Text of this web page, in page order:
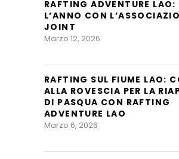
RAFTING ADVENTURE
L’ANNO CON
JOINT
Marzo 12, 2026
RAFTING SUL FIUME LAO:
ALLA ROVESCIA PER LA
DI PASQUA CON RAFTING
ADVENTURE LAO
Marzo 6, 2026